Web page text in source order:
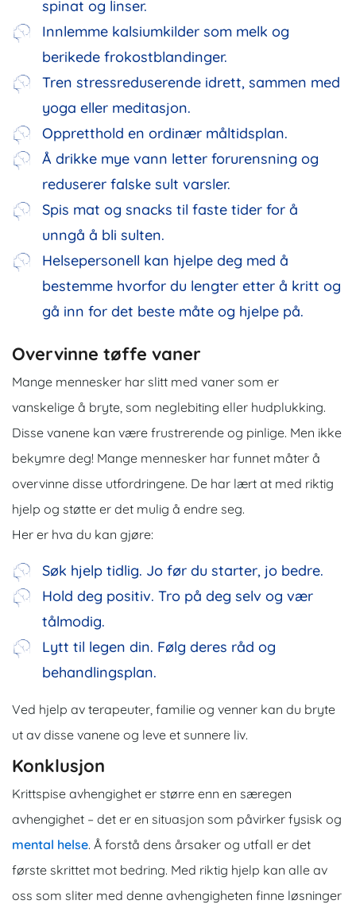
spinat og linser.
Innlemme kalsiumkilder som melk og
berikede frokostblandinger.
Tren stressreduserende idrett, sammen med
yoga eller meditasjon.
Oppretthold en ordinær måltidsplan.
Å drikke mye vann letter forurensning og
reduserer falske sult varsler.
Spis mat og snacks til faste tider for å
unngå å bli sulten.
Helsepersonell kan hjelpe deg med å
bestemme hvorfor du lengter etter å kritt og
gå inn for det beste måte og hjelpe på.
Overvinne tøffe vaner
Mange mennesker har slitt med vaner som er
vanskelige å bryte, som neglebiting eller hudplukking.
Disse vanene kan være frustrerende og pinlige. Men ikke
bekymre deg! Mange mennesker har funnet måter å
overvinne disse utfordringene. De har lært at med riktig
hjelp og støtte er det mulig å endre seg.
Her er hva du kan gjøre:
Søk hjelp tidlig. Jo før du starter, jo bedre.
Hold deg positiv. Tro på deg selv og vær
tålmodig.
Lytt til legen din. Følg deres råd og
behandlingsplan.
Ved hjelp av terapeuter, familie og venner kan du bryte
ut av disse vanene og leve et sunnere liv.
Konklusjon
Krittspise avhengighet er større enn en særegen
avhengighet – det er en situasjon som påvirker fysisk og
mental helse. Å forstå dens årsaker og utfall er det
første skrittet mot bedring. Med riktig hjelp kan alle av
oss som sliter med denne avhengigheten finne løsninger